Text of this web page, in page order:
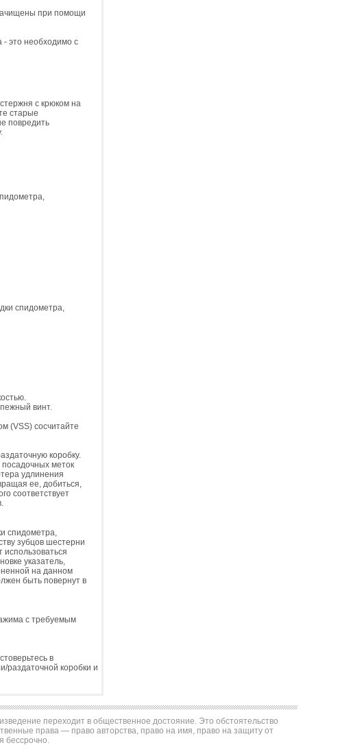
при помощи
- это необходимо с
с крюком на
старые
повредить
спидометра,
винт.
(VSS) сосчитайте
коробку.
посадочных меток
удлинения
ее, добиться,
соответствует
спидометра,
зубцов шестерни
указатель,
на данном
быть повернут в
с требуемым
в
раздаточной коробки и
переходит в общественное достояние. Это обстоятельство
права — право авторства, право на имя, право на защиту от
бессрочно.